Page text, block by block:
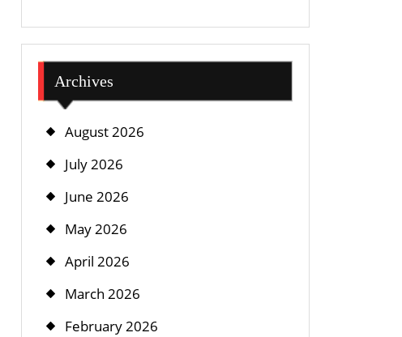
Archives
August 2026
July 2026
June 2026
May 2026
April 2026
March 2026
February 2026